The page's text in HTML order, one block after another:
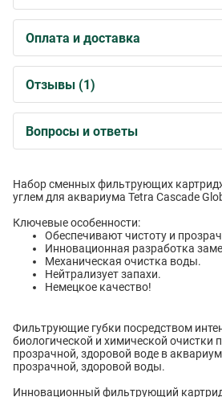
Оплата и доставка
Отзывы (1)
Вопросы и ответы
Набор сменных фильтрующих
углем для аквариума Tetra Cascade
Ключевые особенности:
Обеспечивают чистоту и
Инновационная разработка
Механическая очистка воды.
Нейтрализует запахи.
Немецкое качество!
Фильтрующие губки посредством
биологической и химической очистки
прозрачной, здоровой воде в
прозрачной, здоровой воды.
Инновационный фильтрующий